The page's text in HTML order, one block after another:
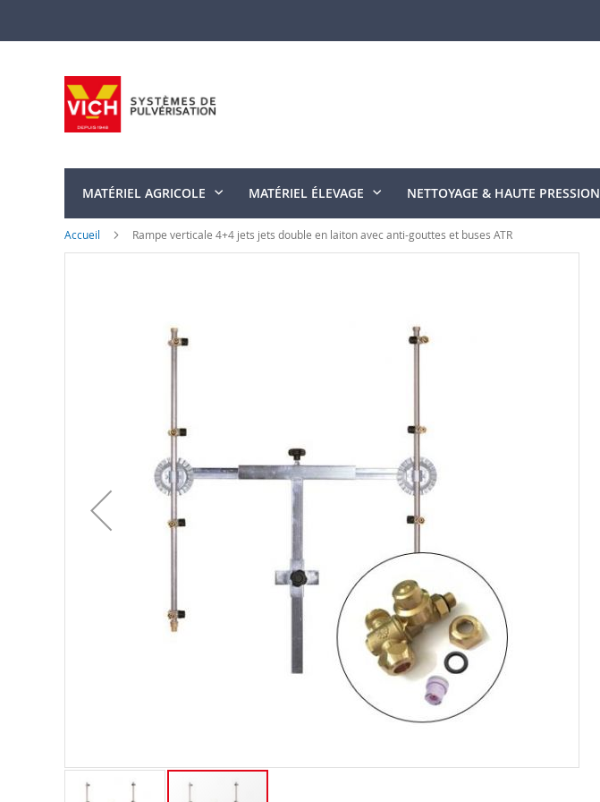
contenu
MATÉRIEL AGRICOLE MATÉRIEL ÉLEVAGE NETTOYAGE & HAUTE PRESSION
Accueil Rampe verticale 4+4 jets jets double en laiton avec anti-gouttes et buses ATR